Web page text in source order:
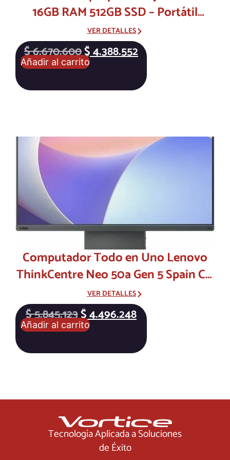
16GB RAM 512GB SSD – Portátil
Empresarial
VER DETALLES
$6.670.600$4.388.552
Añadir al carrito
Computador Todo en Uno Lenovo
ThinkCentre Neo 50a Gen 5 Spain Ci7
RAM
VER DETALLES
$5.845.123$4.496.248
Añadir al carrito
Tecnología Aplicada a Soluciones
de Éxito